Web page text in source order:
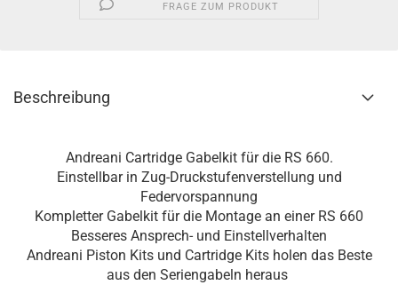
FRAGE ZUM PRODUKT
Beschreibung
Andreani Cartridge Gabelkit für die RS 660.
Einstellbar in Zug-Druckstufenverstellung und
Federvorspannung
Kompletter Gabelkit für die Montage an einer RS 660
Besseres Ansprech- und Einstellverhalten
Andreani Piston Kits und Cartridge Kits holen das Beste
aus den Seriengabeln heraus